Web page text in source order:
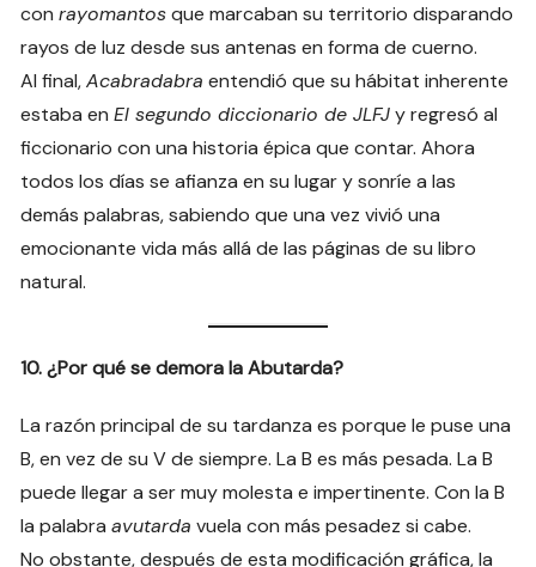
conrayomantosque marcaban su territorio disparando
rayos de luz desde sus antenas en forma de cuerno.
Al final,Acabradabra entendió que su hábitat inherente
estaba enEl segundo diccionario de JLFJy regresó al
ficcionario con una historia épica que contar. Ahora
todos los días se afianza en su lugar y sonríe a las
demás palabras, sabiendo que una vez vivió una
emocionante vida más allá de las páginas de su libro
natural.
10. ¿Por qué se demora la Abutarda?
La razón principal de su tardanza es porque le puse una
B, en vez de su V de siempre. La B es más pesada. La B
puede llegar a ser muy molesta e impertinente. Con la B
la palabraavutarda vuela con más pesadez si cabe.
No obstante, después de esta modificación gráfica, la